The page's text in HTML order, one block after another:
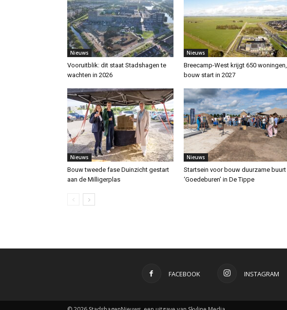
Nieuws
Vooruitblik: dit staat Stadshagen te
wachten in 2026
Nieuws
Breecamp-West krijgt 650 woningen,
bouw start in 2027
Nieuws
Bouw tweede fase Duinzicht gestart
aan de Milligerplas
Nieuws
Startsein voor bouw duurzame buurt
‘Goedeburen’ in De Tippe
FACEBOOK INSTAGRAM